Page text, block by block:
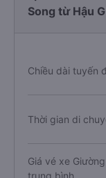
Song từ Hậu
Chiều dài tuyến
Thời gian di
Giá vé xe
trung bình